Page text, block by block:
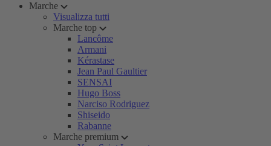
Marche
Visualizza tutti
Marche top
Lancôme
Armani
Kérastase
Jean Paul Gaultier
SENSAI
Hugo Boss
Narciso Rodriguez
Shiseido
Rabanne
Marche premium